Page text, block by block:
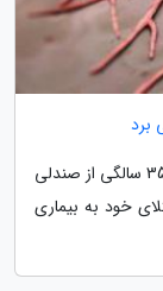
طبق آمار بنیاد سرطان پوست، افرادی که قبل از سن 35 سالگی از صندلی
خود به بیماری